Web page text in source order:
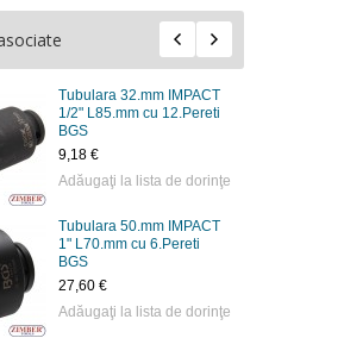
Tubulara 32.mm IMPACT
1/2" L85.mm cu 12.Pereti
BGS
9,18 €
Adăugaţi la lista de dorinţe
Tubulara 50.mm IMPACT
1" L70.mm cu 6.Pereti
BGS
27,60 €
Adăugaţi la lista de dorinţe